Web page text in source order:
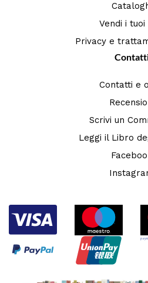
Vendi i
Privacy e
Contatti e
Scrivi un
Leggi il Libro